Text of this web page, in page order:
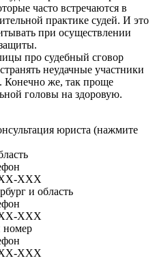
часто встречаются в
практике судей. И это
при осуществлении
про судебный сговор
неудачные участники
Конечно же, так проще
головы на здоровую.
юриста (нажмите
XXX
и область
XXX
номер
XXX